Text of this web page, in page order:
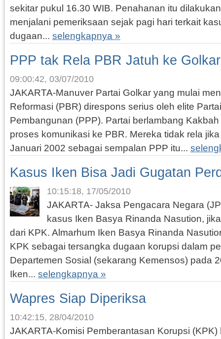
sekitar pukul 16.30 WIB. Penahanan itu
menjalani pemeriksaan sejak pagi hari terkait
dugaan... selengkapnya »
PPP tak Rela PBR Jatuh ke Golkar
09:00:42, 03/07/2010
JAKARTA-Manuver Partai Golkar yang mulai
Reformasi (PBR) direspons serius oleh elite
Pembangunan (PPP). Partai berlambang
proses komunikasi ke PBR. Mereka tidak rela
Januari 2002 sebagai sempalan PPP itu...
Kasus Iken Bisa Jadi Gugatan
10:15:18, 17/05/2010
JAKARTA- Jaksa Pengacara Negara
kasus Iken Basya Rinanda Nasution,
dari KPK. Almarhum Iken Basya Rinanda
KPK sebagai tersangka dugaan korupsi dalam
Departemen Sosial (sekarang Kemensos) pada
Iken... selengkapnya »
Wapres Siap Diperiksa
10:42:15, 28/04/2010
JAKARTA-Komisi Pemberantasan Korupsi